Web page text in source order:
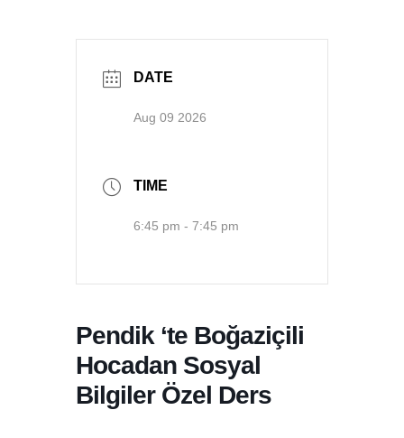
DATE
Aug 09 2026
TIME
6:45 pm - 7:45 pm
Pendik ‘te Boğaziçili
Hocadan Sosyal
Bilgiler Özel Ders